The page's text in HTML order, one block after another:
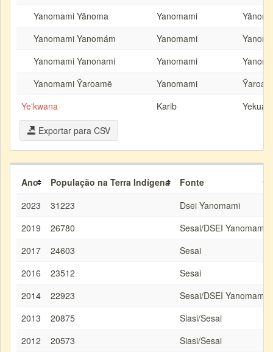
Yanomami Yãnoma
Yanomami
Yanomami Yanomám
Yanomami
Yanomami Yanonami
Yanomami
Yanomami Ỹaroamë
Yanomami
Ye'kwana
Karib
Exportar para CSV
Ano População na Terra Indígena
Fonte
2023
31223
Dsei Yanomami
2019
26780
Sesai/DSEI Yanomami
2017
24603
Sesai
2016
23512
Sesai
2014
22923
Sesai/DSEI Yanomami
2013
20875
Siasi/Sesai
2012
20573
Siasi/Sesai